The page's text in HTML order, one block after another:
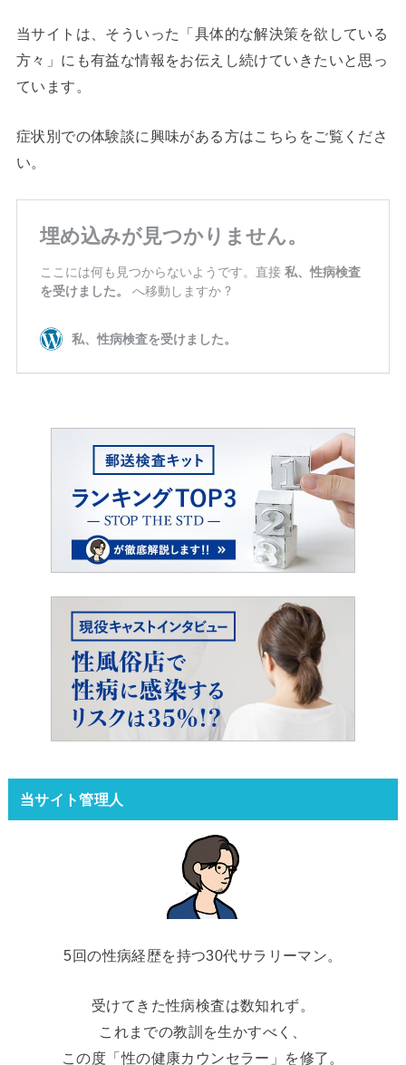
当サイトは、そういった「具体的な解決策を欲している
方々」にも有益な情報をお伝えし続けていきたいと思っ
ています。
症状別での体験談に興味がある方はこちらをご覧くださ
い。
当サイト管理人
5回の性病経歴を持つ30代サラリーマン。
受けてきた性病検査は数知れず。
これまでの教訓を生かすべく、
この度「性の健康カウンセラー」を修了。